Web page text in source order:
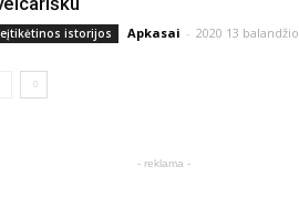
istorijos Apkasai - 2020 13 balandžio
- reklama -